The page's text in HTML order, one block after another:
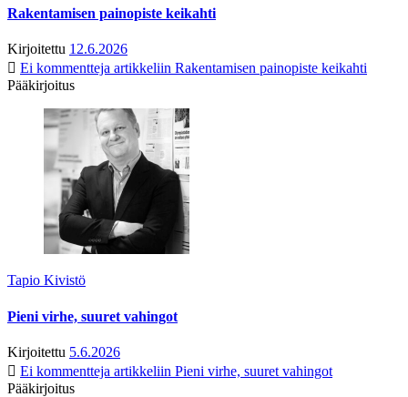
Rakentamisen painopiste keikahti
Kirjoitettu 12.6.2026
Ei kommentteja artikkeliin Rakentamisen painopiste keikahti
Pääkirjoitus
Tapio Kivistö
Pieni virhe, suuret vahingot
Kirjoitettu 5.6.2026
Ei kommentteja artikkeliin Pieni virhe, suuret vahingot
Pääkirjoitus